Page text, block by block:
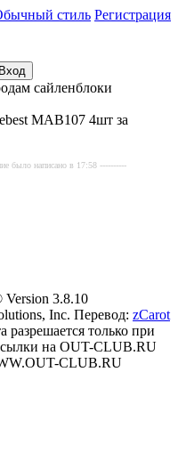
стиль Регистрация
сайленблоки
MAB107 4шт за
было написано в 17:58 ----------
3.8.10
Inc. Перевод: zCarot
разрешается только при
на OUT-CLUB.RU
CLUB.RU